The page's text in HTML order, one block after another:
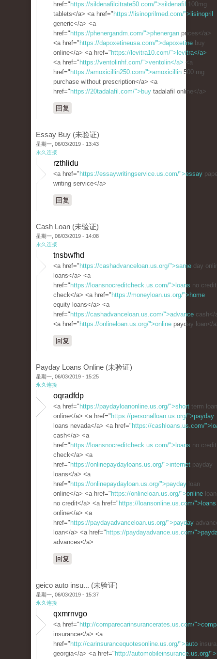
href=" https://sildenafilcitrate50.com/">sildenafil 100mg
tablets</a> <a href=" https://lisinoprilmed.com/">lisinopril
generic</a> <a
href=" https://phenergandm.com/">phenergan prices</a>
<a href=" https://dapoxetineusa.com/">dapoxetine buy
online</a> <a href=" https://levitra10.com/">levitra</a>
<a href=" https://ventolinhf.com/">ventolin</a> <a
href=" https://amoxicillin250.com/">amoxicillin 500 mg
purchase without prescription</a> <a
href=" https://20tadalafil.com/">buy tadalafil online</a>
回复
Essay Buy (未验证)
星期一, 06/03/2019 - 13:43
永久连接
rzthlidu
<a href=" https://essaywritingservice.us.com/">essay
writing service</a>
回复
Cash Loan (未验证)
星期一, 06/03/2019 - 14:08
永久连接
tnsbwfhd
<a href=" https://cashadvanceloan.us.org/">same day
loans</a> <a
href=" https://loansnocreditcheck.us.com/">loans no credit
check</a> <a href=" https://moneyloan.us.org/">home
equity loans</a> <a
href=" https://cashadvanceloan.us.com/">advance cash</
<a href=" https://onlineloan.us.org/">online payday loan</
回复
Payday Loans Online (未验证)
星期一, 06/03/2019 - 15:25
永久连接
oqradfdp
<a href=" https://paydayloanonline.us.org/">short term
online</a> <a href=" https://personalloan.us.org/">payday
loans nevada</a> <a href=" https://cashloans.us.com/
cash</a> <a
href=" https://loansnocreditcheck.us.com/">loans no credit
check</a> <a
href=" https://onlinepaydayloans.us.org/">internet payday
loans</a> <a
href=" https://onlinepaydayloan.us.org/">payday loan
online</a> <a href=" https://onlineloan.us.org/">online
no credit</a> <a href=" https://loansonline.us.com/">loans
online</a> <a
href=" https://paydayadvanceloan.us.org/">payday
loan</a> <a href=" https://paydayadvance.us.com/
advances</a>
回复
geico auto insu... (未验证)
星期一, 06/03/2019 - 15:37
永久连接
qxmrnvgo
<a href=" http://comparecarinsurancerates.us.com/
insurance</a> <a
href=" http://carinsurancequotesonline.us.org/">auto
georgia</a> <a href=" http://automobileinsurance.us.org/